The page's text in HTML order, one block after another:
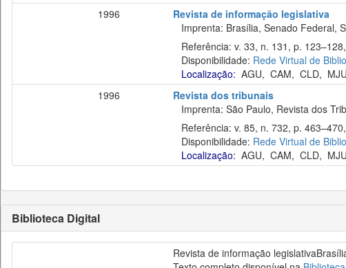
1996
Revista de informação legislativa
Imprenta: Brasília, Senado Federal,
Referência: v. 33, n. 131, p.
Disponibilidade: Rede Virtual de
Localização: AGU, CAM, CLD, MJU
1996
Revista dos tribunais
Imprenta: São Paulo, Revista dos
Referência: v. 85, n. 732, p.
Disponibilidade: Rede Virtual de
Localização: AGU, CAM, CLD, MJU
Biblioteca Digital
Revista de informação